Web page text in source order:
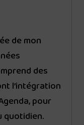
de mon
des
l’intégration
pour